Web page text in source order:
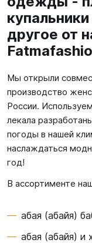
другое от
Мы открыли
производство
России.
лекала
погоды в нашей
наслаждаться
год!
В ассортименте
абая (абайя)
абая (абайя) и